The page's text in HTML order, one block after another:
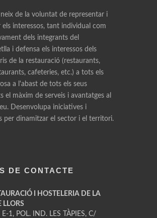
neix de la voluntat de representar i
els interessos, tant individual com
dels integrants del
i defensa els interessos dels
de la restauració (restaurants,
cafeteries, etc.) a tots els
a l'abast de tots els seus
el màxim de serveis i avantatges al
Desenvolupa iniciatives i
per dinamitzar el sector i el territori.
DE CONTACTE
I HOSTELERIA DE LA
LLORS
E-1, POL. IND. LES TÀPIES, C/